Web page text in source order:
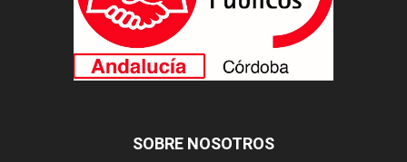
SOBRE NOSOTROS